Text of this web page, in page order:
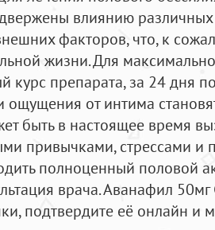
влиянию различных
факторов, что, к
жизни. Для
курс препарата, за 24 дня
ощущения от интима
быть в настоящее время
привычками, стрессами
полноценный половой
врача. Аванафил
подтвердите её онлайн и